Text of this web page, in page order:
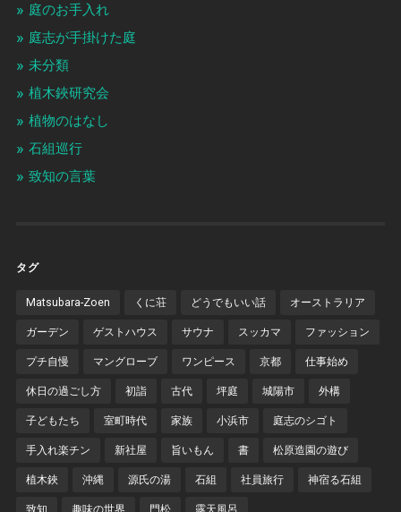
庭のお手入れ
庭志が手掛けた庭
未分類
植木鋏研究会
植物のはなし
石組巡行
致知の言葉
タグ
Matsubara-Zoen くに荘 どうでもいい話 オーストラリア
ガーデン ゲストハウス サウナ スッカマ ファッション
プチ自慢 マングローブ ワンピース 京都 仕事始め
休日の過ごし方 初詣 古代 坪庭 城陽市 外構
子どもたち 室町時代 家族 小浜市 庭志のシゴト
手入れ楽チン 新社屋 旨いもん 書 松原造園の遊び
植木鋏 沖縄 源氏の湯 石組 社員旅行 神宿る石組
致知 趣味の世界 門松 露天風呂